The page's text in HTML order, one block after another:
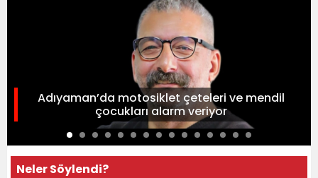
Adıyaman’da motosiklet çeteleri ve mendil
çocukları alarm veriyor
Neler Söylendi?